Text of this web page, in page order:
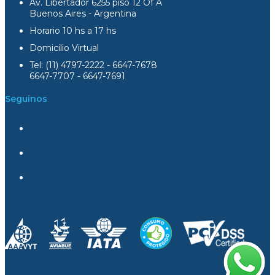
Av. Libertador 6255 piso 12 Of A
Buenos Aires - Argentina
Horario 10 hs a 17 hs
Domicilio Virtual
Tel: (11) 4797-2222 - 6647-7678
6647-7707 - 6647-7691
Seguinos